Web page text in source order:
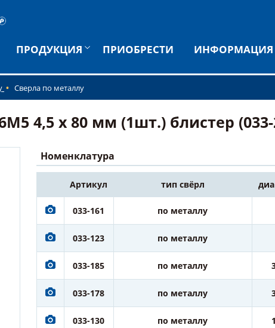
ПРОДУКЦИЯ ПРИОБРЕСТИ ИНФОРМАЦИЯ
Сверла по металлу
4,5 х 80 мм (1шт.) блистер (033-
Номенклатура
Артикул тип свёрл
033-161 по металлу
033-123 по металлу
033-185 по металлу
033-178 по металлу
033-130 по металлу